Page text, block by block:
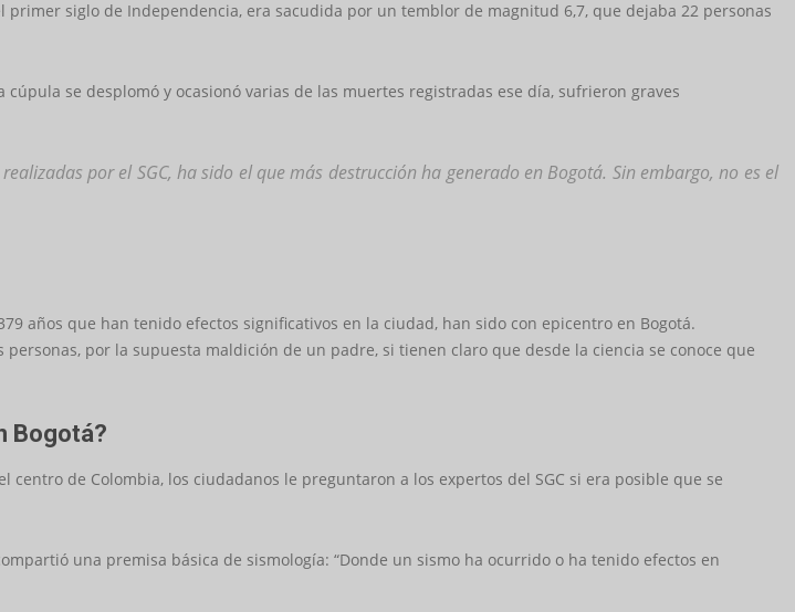
siglo de Independencia, era sacudida por un temblor de magnitud 6,7, que dejaba 22 personas
se desplomó y ocasionó varias de las muertes registradas ese día, sufrieron graves
por el SGC, ha sido el que más destrucción ha generado en Bogotá. Sin embargo, no es el
años que han tenido efectos significativos en la ciudad, han sido con epicentro en Bogotá.
por la supuesta maldición de un padre, si tienen claro que desde la ciencia se conoce que
Bogotá?
de Colombia, los ciudadanos le preguntaron a los expertos del SGC si era posible que se
una premisa básica de sismología: “Donde un sismo ha ocurrido o ha tenido efectos en